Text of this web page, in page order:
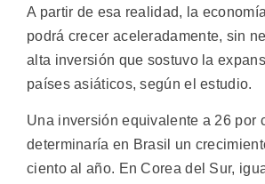
A partir de esa realidad, la
podrá crecer aceleradamente, sin
alta inversión que sostuvo la
países asiáticos, según el estudio.
Una inversión equivalente a 26 por
determinaría en Brasil un
ciento al año. En Corea del Sur,